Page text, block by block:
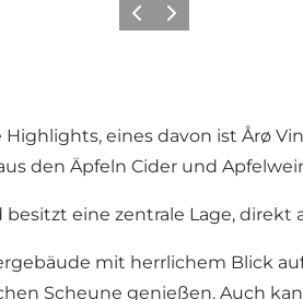
ZurückWeiter
eines davon ist Årø
den Äpfeln Cider und
eine zentrale Lage, direkt
mit herrlichem Blick
Scheune genießen. Auch